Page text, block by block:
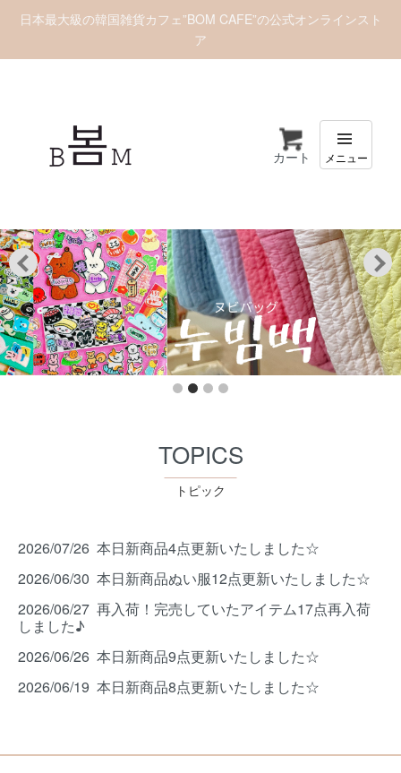
日本最大級の韓国雑貨カフェ”BOM CAFE”の公式オンラインスト
ア
カート
TOPICS
トピック
2026/07/26 本日新商品4点更新いたしました☆
2026/06/30 本日新商品ぬい服12点更新いたしました☆
2026/06/27 再入荷！完売していたアイテム17点再入荷
しました♪
2026/06/26 本日新商品9点更新いたしました☆
2026/06/19 本日新商品8点更新いたしました☆